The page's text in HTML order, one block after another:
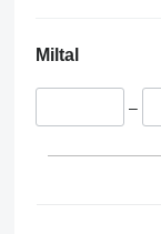
Miltal
–